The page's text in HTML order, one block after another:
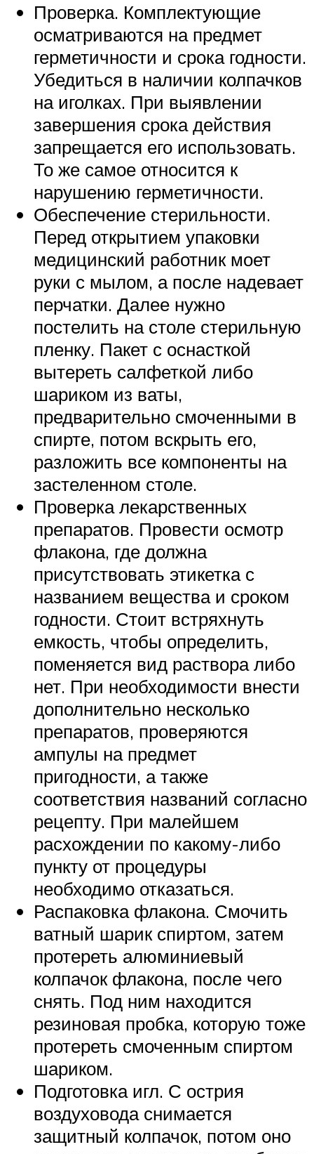
Проверка. Комплектующие
осматриваются на предмет
герметичности и срока годности.
Убедиться в наличии колпачков
на иголках. При выявлении
завершения срока действия
запрещается его использовать.
То же самое относится к
нарушению герметичности.
Обеспечение стерильности.
Перед открытием упаковки
медицинский работник моет
руки с мылом, а после надевает
перчатки. Далее нужно
постелить на столе стерильную
пленку. Пакет с оснасткой
вытереть салфеткой либо
шариком из ваты,
предварительно смоченными в
спирте, потом вскрыть его,
разложить все компоненты на
застеленном столе.
Проверка лекарственных
препаратов. Провести осмотр
флакона, где должна
присутствовать этикетка с
названием вещества и сроком
годности. Стоит встряхнуть
емкость, чтобы определить,
поменяется вид раствора либо
нет. При необходимости внести
дополнительно несколько
препаратов, проверяются
ампулы на предмет
пригодности, а также
соответствия названий согласно
рецепту. При малейшем
расхождении по какому-либо
пункту от процедуры
необходимо отказаться.
Распаковка флакона. Смочить
ватный шарик спиртом, затем
протереть алюминиевый
колпачок флакона, после чего
снять. Под ним находится
резиновая пробка, которую тоже
протереть смоченным спиртом
шариком.
Подготовка игл. С острия
воздуховода снимается
защитный колпачок, потом оно